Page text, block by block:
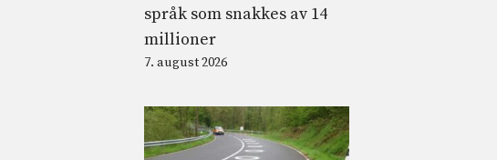
språk som snakkes av 14
millioner
7. august 2026